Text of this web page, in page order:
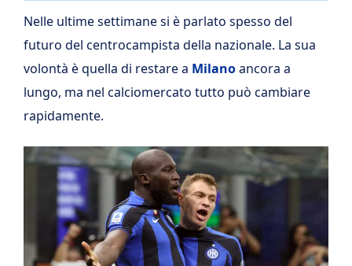
Nelle ultime settimane si è parlato spesso del
futuro del centrocampista della nazionale. La sua
volontà è quella di restare a Milanoancora a
lungo, ma nel calciomercato tutto può cambiare
rapidamente.